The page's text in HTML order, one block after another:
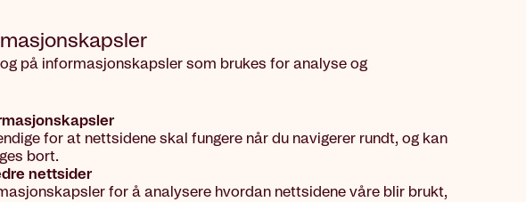
på informasjonskapsler som brukes for analyse og
for at nettsidene skal fungere når du navigerer rundt, og kan
bort.
nettsider
for å analysere hvordan nettsidene våre blir brukt,